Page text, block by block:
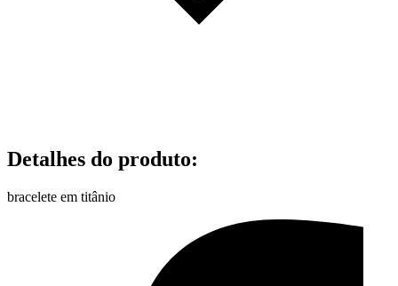
Detalhes do produto:
bracelete em titânio